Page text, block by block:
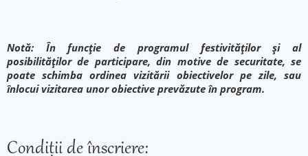
Notă: În funcţie de programul festivităţilor şi al
posibilităţilor de participare, din motive de securitate, se
poate schimba ordinea vizitării obiectivelor pe zile, sau
înlocui vizitarea unor obiective prevăzute în program.
Condiţii de înscriere: